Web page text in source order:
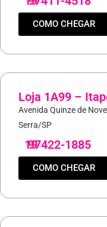
COMO CHEGAR
Loja 1A99 –
Avenida Quinze de
Serra/SP
19
97422-1885
COMO CHEGAR